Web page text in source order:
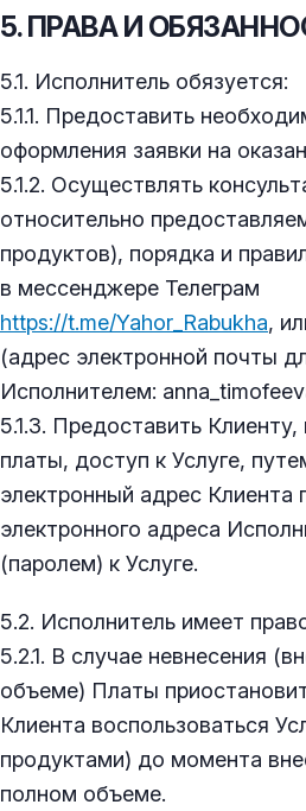
5. ПРАВА И
5.1. Исполнитель обязуется:
5.1.1. Предоставить
оформления заявки на
5.1.2. Осуществлять
относительно
продуктов), порядка и
в мессенджере Телеграм
https://t.me/Yahor_Rabukha,
(адрес электронной почты
Исполнителем:
5.1.3. Предоставить Клиенту,
платы, доступ к Услуге,
электронный адрес Клиента
электронного адреса
(паролем) к Услуге.
5.2. Исполнитель имеет
5.2.1. В случае невнесения
объеме) Платы
Клиента воспользоваться
продуктами) до момента
полном объеме.